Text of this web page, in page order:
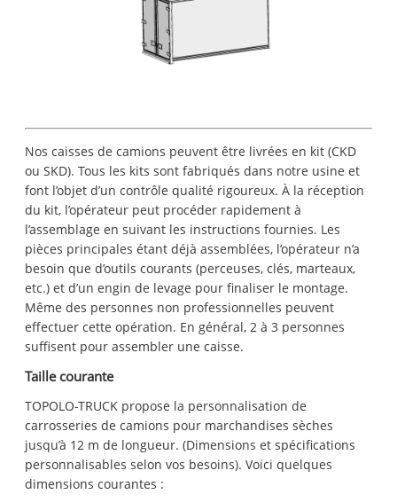
Nos caisses de camions peuvent être livrées en kit (CKD
ou SKD). Tous les kits sont fabriqués dans notre usine et
font l’objet d’un contrôle qualité rigoureux. À la réception
du kit, l’opérateur peut procéder rapidement à
l’assemblage en suivant les instructions fournies. Les
pièces principales étant déjà assemblées, l’opérateur n’a
besoin que d’outils courants (perceuses, clés, marteaux,
etc.) et d’un engin de levage pour finaliser le montage.
Même des personnes non professionnelles peuvent
effectuer cette opération. En général, 2 à 3 personnes
suffisent pour assembler une caisse.
Taille courante
TOPOLO-TRUCK propose la personnalisation de
carrosseries de camions pour marchandises sèches
jusqu’à 12 m de longueur. (Dimensions et spécifications
personnalisables selon vos besoins). Voici quelques
dimensions courantes :